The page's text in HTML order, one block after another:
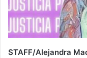
STAFF/Alejandra